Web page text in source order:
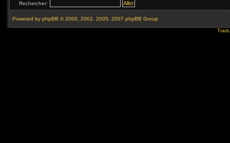
Rechercher:
Powered by phpBB © 2000, 2002, 2005, 2007 phpBB Group